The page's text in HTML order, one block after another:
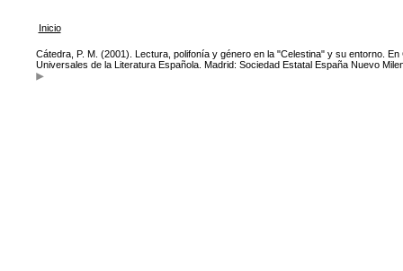
Inicio
Cátedra, P. M. (2001). Lectura, polifonía y género en la "Celestina" y su entorno.
Universales de la Literatura Española. Madrid: Sociedad Estatal España Nuevo